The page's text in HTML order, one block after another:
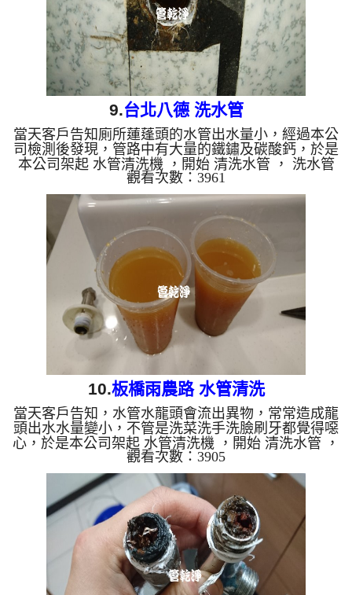
9.台北八德 洗水管
當天客戶告知廁所蓮蓬頭的水管出水量小，經過本公
司檢測後發現，管路中有大量的鐵鏽及碳酸鈣，於是
本公司架起 水管清洗機 ，開始 清洗水管 ， 洗水管
沒多久水管出口不停冒出髒東西，像是汽水一樣，都
是氣泡水， 水管清洗 約兩小時，終於讓水管正常出
水。 清洗水管 水管清洗 洗水管 熱水管堵塞 熱水忽
冷忽熱 ...
觀看次數：3961
10.板橋雨農路 水管清洗
當天客戶告知，水管水龍頭會流出異物，常常造成龍
頭出水水量變小，不管是洗菜洗手洗臉刷牙都覺得噁
心，於是本公司架起 水管清洗機 ，開始 清洗水管 ，
洗水管 沒多久管路得髒水就不停冒出，讓人做噁，
水管清洗 約兩小時，終於讓水管正常出水。 清洗水
管 水管清洗 洗水管 熱水管堵塞 熱水忽冷忽熱 ...
觀看次數：3905